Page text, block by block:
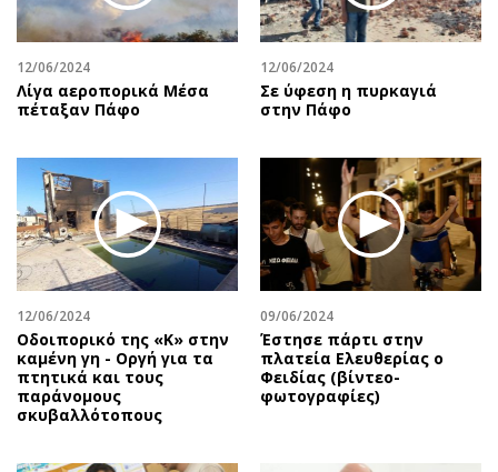
12/06/2024
Λίγα αεροπορικά Μέσα
πέταξαν Πάφο
12/06/2024
Σε ύφεση η πυρκαγιά
στην Πάφο
12/06/2024
Οδοιπορικό της «Κ» στην
καμένη γη - Οργή για τα
πτητικά και τους
παράνομους
σκυβαλλότοπους
09/06/2024
Έστησε πάρτι στην
πλατεία Ελευθερίας ο
Φειδίας (βίντεο-
φωτογραφίες)